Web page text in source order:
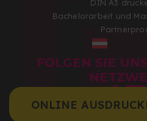
ONLINE
DIN A3
Bachelorarbeit und
FOLGEN SIE